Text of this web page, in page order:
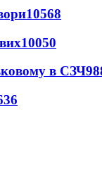
10568
10050
в СЗЧ